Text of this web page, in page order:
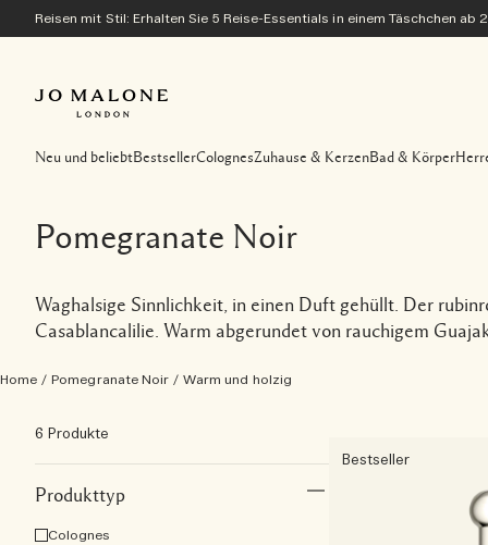
Reisen mit Stil: Erhalten Sie 5 Reise-Essentials in einem Täschchen ab
Neu und beliebtBestsellerColognesZuhause & KerzenBad & Körper
Pomegranate Noir
Waghalsige Sinnlichkeit, in einen Duft gehüllt. Der
Casablancalilie. Warm abgerundet von rauchigem
Home / Pomegranate Noir / Warm und holzig
6 Produkte
Produkttyp
Colognes
Bestseller